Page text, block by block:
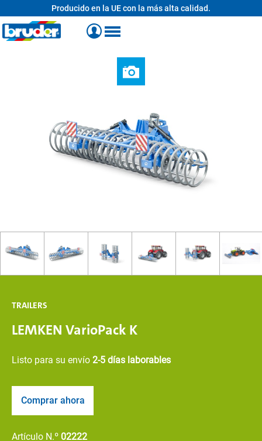
Producido en la UE con la más alta calidad.
TRAILERS
LEMKEN VarioPack K
Listo para su envío 2-5 días laborables
Comprar ahora
Artículo N.º 02222